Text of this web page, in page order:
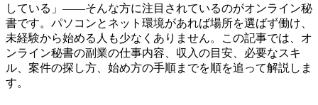
している」——そんな方に注目されているのがオンライン秘
書です。パソコンとネット環境があれば場所を選ばず働け、
未経験から始める人も少なくありません。この記事では、オ
ンライン秘書の副業の仕事内容、収入の目安、必要なスキ
ル、案件の探し方、始め方の手順までを順を追って解説しま
す。